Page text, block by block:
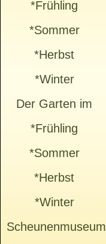
*Frühling
*Sommer
*Herbst
*Winter
Der Garten im
*Frühling
*Sommer
*Herbst
*Winter
Scheunenmuseum